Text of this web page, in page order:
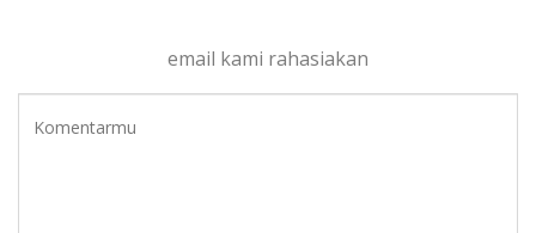
email kami rahasiakan